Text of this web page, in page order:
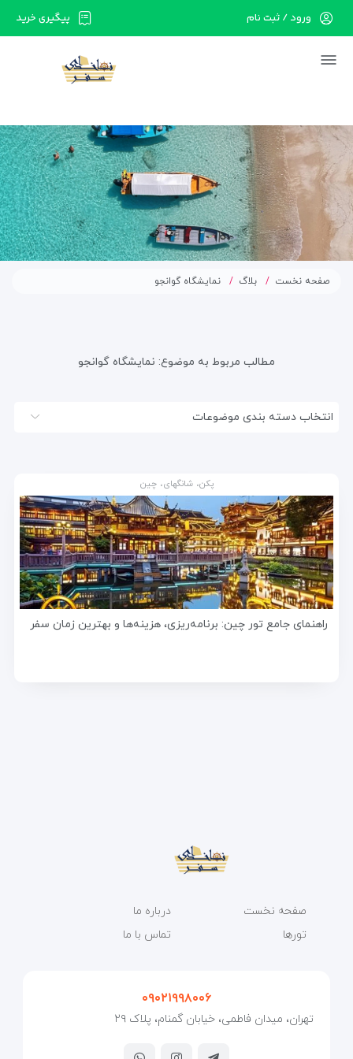
در حال حاضر ارتباط با سرور قطع می باشد لطفا
پیگیری خرید ورود / ثبت نام
صفحه نخست بلاگ نمایشگاه گوانجو
مطالب مربوط به موضوع: نمایشگاه گوانجو
انتخاب دسته بندی موضوعات
پکن، شانگهای، چین
راهنمای جامع تور چین: برنامه‌ریزی، هزینه‌ها و بهترین زمان سفر
صفحه نخست
تورها
درباره ما
تماس با ما
۰۹۰۲۱۹۹۸۰۰۶
تهران، میدان فاطمی، خیابان گمنام، پلاک ۲۹